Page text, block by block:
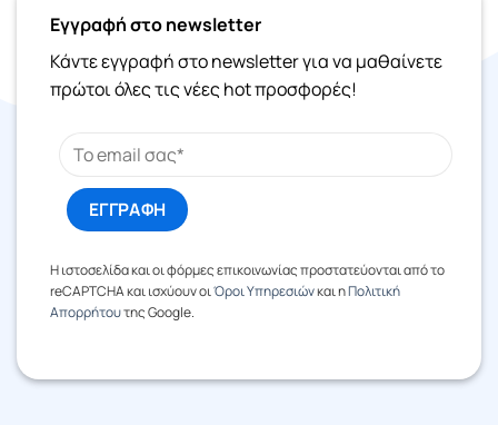
Εγγραφή στο newsletter
Κάντε εγγραφή στο newsletter για να μαθαίνετε
πρώτοι όλες τις νέες hot προσφορές!
Η ιστοσελίδα και οι φόρμες επικοινωνίας προστατεύονται από το
reCAPTCHA και ισχύουν οιΌροι Υπηρεσιώνκαι ηΠολιτική
Απορρήτουτης Google.